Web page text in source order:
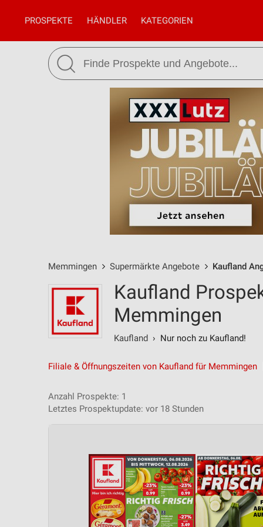
PROSPEKTE HÄNDLER KATEGORIEN
Memmingen Supermärkte Angebote Kaufland
Kaufland
Memmingen
Kaufland › Nur noch zu Kaufland!
Filiale & Öffnungszeiten von Kaufland für Memmingen
Anzahl Prospekte: 1
Letztes Prospektupdate: vor 18 Stunden